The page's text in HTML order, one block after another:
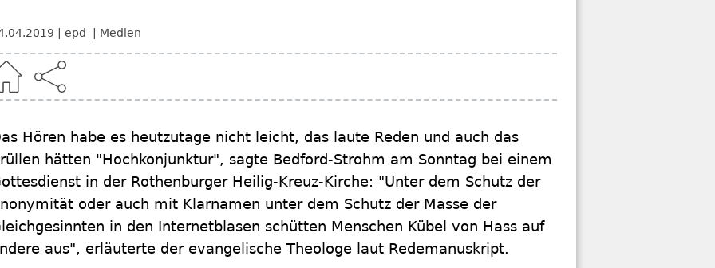
epd Medien
Hören habe es heutzutage nicht leicht, das laute Reden und auch das
hätten "Hochkonjunktur", sagte Bedford-Strohm am Sonntag bei einem
in der Rothenburger Heilig-Kreuz-Kirche: "Unter dem Schutz der
oder auch mit Klarnamen unter dem Schutz der Masse der
in den Internetblasen schütten Menschen Kübel von Hass auf
aus", erläuterte der evangelische Theologe laut Redemanuskript.